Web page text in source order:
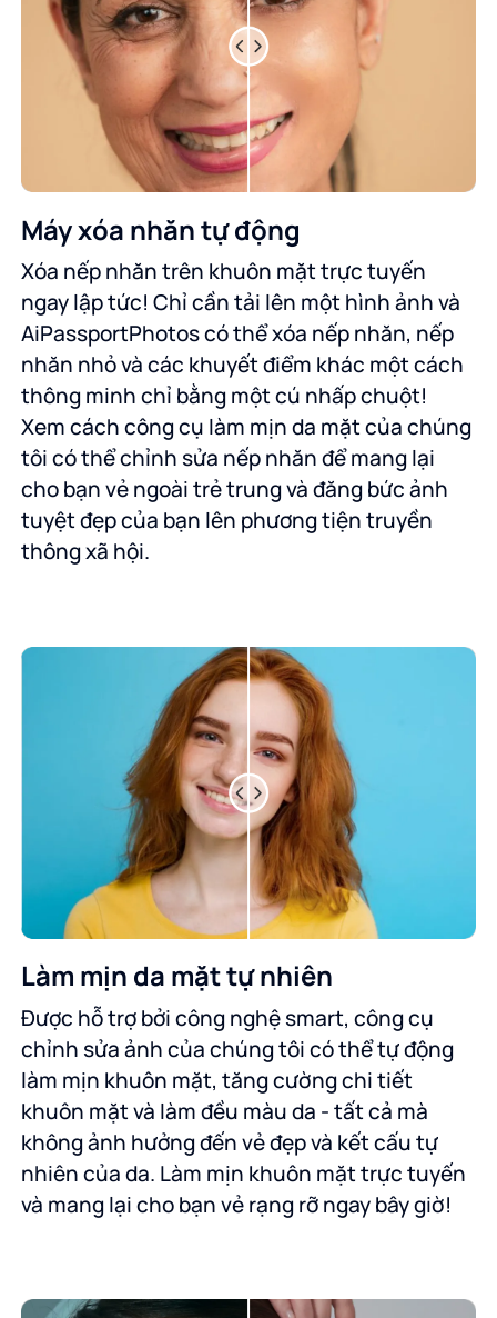
Máy xóa nhăn tự động
Xóa nếp nhăn trên khuôn mặt trực tuyến
ngay lập tức! Chỉ cần tải lên một hình ảnh và
AiPassportPhotos có thể xóa nếp nhăn, nếp
nhăn nhỏ và các khuyết điểm khác một cách
thông minh chỉ bằng một cú nhấp chuột!
Xem cách công cụ làm mịn da mặt của chúng
tôi có thể chỉnh sửa nếp nhăn để mang lại
cho bạn vẻ ngoài trẻ trung và đăng bức ảnh
tuyệt đẹp của bạn lên phương tiện truyền
thông xã hội.
Làm mịn da mặt tự nhiên
Được hỗ trợ bởi công nghệ smart, công cụ
chỉnh sửa ảnh của chúng tôi có thể tự động
làm mịn khuôn mặt, tăng cường chi tiết
khuôn mặt và làm đều màu da - tất cả mà
không ảnh hưởng đến vẻ đẹp và kết cấu tự
nhiên của da. Làm mịn khuôn mặt trực tuyến
và mang lại cho bạn vẻ rạng rỡ ngay bây giờ!